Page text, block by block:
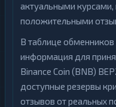
актуальными
положительными
В таблице
информация для
Binance Coin (BNB)
доступные резервы
отзывов от реальных